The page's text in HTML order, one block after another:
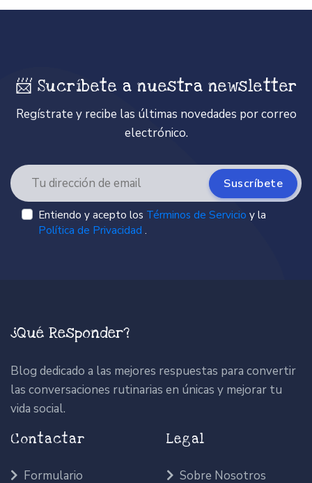
📨 Sucríbete a nuestra newsletter
Regístrate y recibe las últimas novedades por correo
electrónico.
Suscríbete
Entiendo y acepto los Términos de Servicio y la
Política de Privacidad .
¿Qué Responder?
Blog dedicado a las mejores respuestas para convertir
las conversaciones rutinarias en únicas y mejorar tu
vida social.
Contactar
Formulario
Legal
Sobre Nosotros